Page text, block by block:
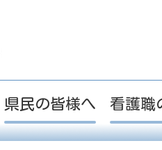
県民の皆様へ 看護職